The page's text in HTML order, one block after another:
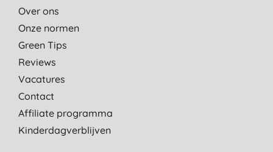
Over ons
Onze normen
Green Tips
Reviews
Vacatures
Contact
Affiliate programma
Kinderdagverblijven